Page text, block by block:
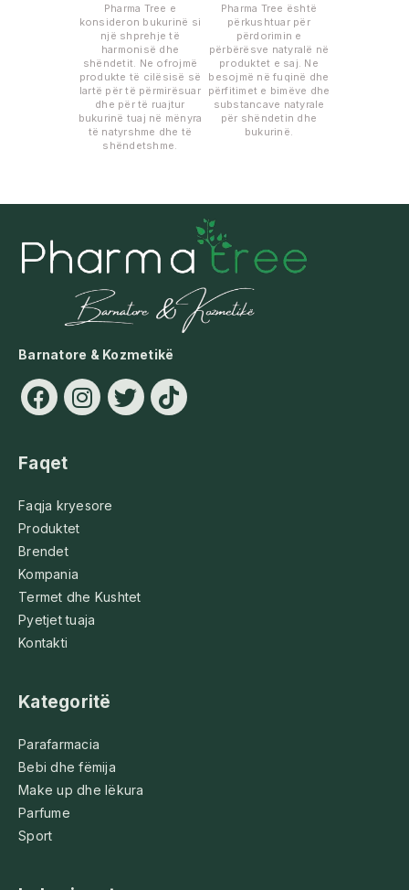
Pharma Tree e
konsideron bukurinë si
një shprehje të
harmonisë dhe
shëndetit. Ne ofrojmë
produkte të cilësisë së
lartë për të përmirësuar
dhe për të ruajtur
bukurinë tuaj në mënyra
të natyrshme dhe të
shëndetshme.
Pharma Tree është
përkushtuar për
përdorimin e
përbërësve natyralë në
produktet e saj. Ne
besojmë në fuqinë dhe
përfitimet e bimëve dhe
substancave natyrale
për shëndetin dhe
bukurinë.
Barnatore & Kozmetikë
Faqet
Faqja kryesore
Produktet
Brendet
Kompania
Termet dhe Kushtet
Pyetjet tuaja
Kontakti
Kategoritë
Parafarmacia
Bebi dhe fëmija
Make up dhe lëkura
Parfume
Sport